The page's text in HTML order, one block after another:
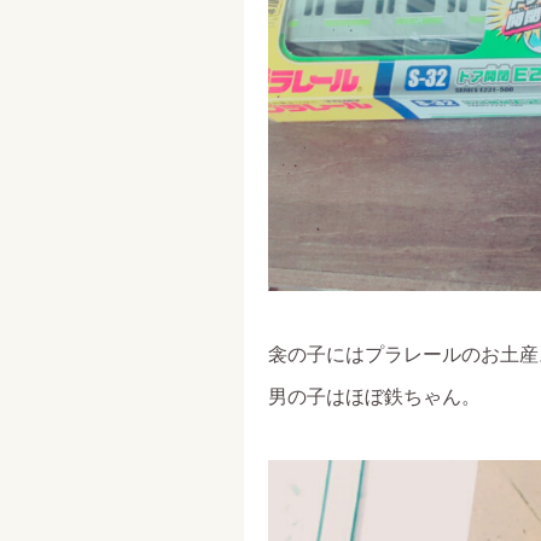
衾の子にはプラレールのお土
男の子はほぼ鉄ちゃん。